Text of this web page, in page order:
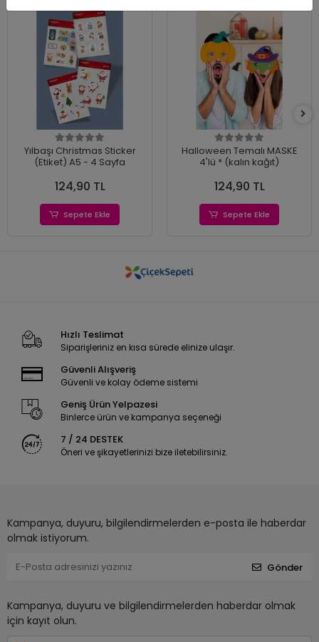
Yılbaşı Christmas Sticker
(Etiket) A5 - 4 Sayfa
124,90 TL
Sepete Ekle
Halloween Temalı MASKE
4'lü * (kalın kağıt)
124,90 TL
Sepete Ekle
Hızlı Teslimat
Siparişleriniz en kısa sürede elinize ulaşır.
Güvenli Alışveriş
Güvenli ve kolay ödeme sistemi
Geniş Ürün Yelpazesi
Binlerce ürün ve kampanya seçeneği
7 / 24 DESTEK
Öneri ve şikayetlerinizi bize iletebilirsiniz.
Kampanya, duyuru, bilgilendirmelerden e-posta ile haberdar
olmak istiyorum.
Gönder
Kampanya, duyuru ve bilgilendirmelerden haberdar olmak
için kayıt olun.